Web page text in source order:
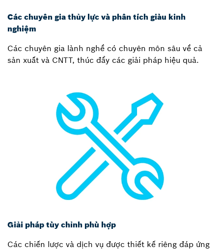
Các chuyên gia thủy lực và phân tích giàu kinh
nghiệm
Các chuyên gia lành nghề có chuyên môn sâu về cả
sản xuất và CNTT, thúc đẩy các giải pháp hiệu quả.
Giải pháp tùy chỉnh phù hợp
Các chiến lược và dịch vụ được thiết kế riêng đáp ứng